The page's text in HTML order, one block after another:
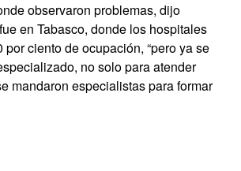
observaron problemas, dijo
en Tabasco, donde los hospitales
ciento de ocupación, “pero ya se
no solo para atender
mandaron especialistas para formar